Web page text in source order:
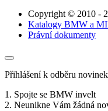
Copyright © 2010 -
Katalogy BMW a
Právní dokumenty
Přihlášení k odběru novinek
1. Spojte se BMW invelt
2. Neunikne Vám žádná